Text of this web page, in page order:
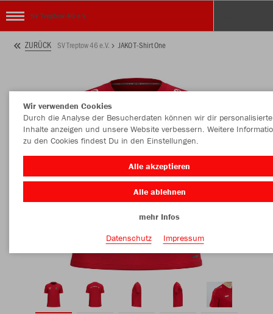
SV Treptow 46 e.V.
ZURÜCK SV Treptow 46 e.V. JAKO T-Shirt One
Wir verwenden Cookies
Durch die Analyse der Besucherdaten können wir dir personalisierte
Inhalte anzeigen und unsere Website verbessern. Weitere
zu den Cookies findest Du in den Einstellungen.
Alle akzeptieren
Alle ablehnen
mehr Infos
Datenschutz
Impressum